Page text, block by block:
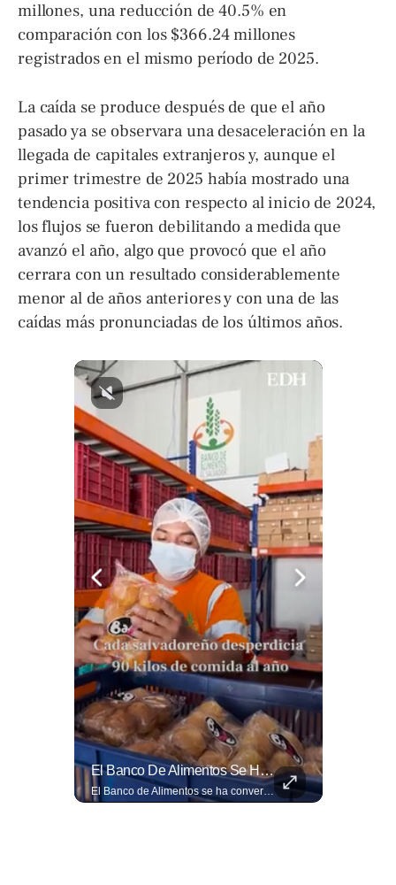
millones, una reducción de 40.5% en
comparación con los $366.24 millones
registrados en el mismo período de 2025.
La caída se produce después de que el año
pasado ya se observara una desaceleración en la
llegada de capitales extranjeros y, aunque el
primer trimestre de 2025 había mostrado una
tendencia positiva con respecto al inicio de 2024,
los flujos se fueron debilitando a medida que
avanzó el año, algo que provocó que el año
cerrara con un resultado considerablemente
menor al de años anteriores y con una de las
caídas más pronunciadas de los últimos años.
El Banco De Alimentos Se Ha Convertido En Un Puente De Supervivencia: Un Motor Humano Que Recupera Excedentes Comerciales Y Productos Con Fecha Corta De...
El Banco de Alimentos se ha convertido en un puente de supervivencia: un motor humano que recupera excedentes comerciales y productos con fecha corta de vencimiento para transformarlos en raciones de nutrición para miles de familias que luchan por asegurar un plato en la mesa. Entramos a su centro de acopio para mostrarte la minuciosa logística y el esfuerzo de los voluntarios que rescatan comida para aliviar el hambre de los más vulnerables. Lee más 👉 eldiariodehoy.com